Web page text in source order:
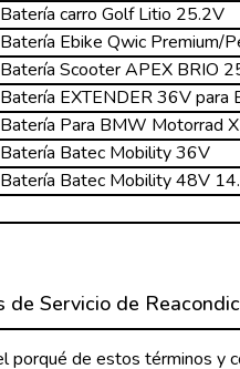
carro Golf Litio 25.2V
Ebike Qwic
Scooter APEX BRIO
EXTENDER 36V
Para BMW Motorrad
Batec Mobility 36V
Batec Mobility 48V
de Servicio de
porqué de estos términos y